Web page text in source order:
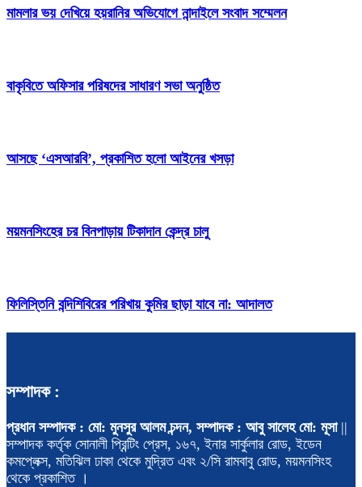
মামলার ভয় দেখিয়ে হয়রানির অভিযোগে নান্দাইলে সংবাদ সম্মেলন
বাকৃবিতে অফিসার পরিষদের সাধারণ সভা অনুষ্ঠিত
আসছে ‘এসআরবি’, প্রকাশিত হলো আইনের খসড়া
ময়মনসিংহের চর বিনপাড়ায় টিকাদান কেন্দ্র চালু
ফিলিস্তিনি বন্দিশিবিরের পরিখায় কুমির ছাড়া যাবে না: আদালত
সম্পাদক :
প্রধান সম্পাদক : মো: মুনসুর আলম চন্দন, সম্পাদক : আবু সালেহ মো: মূসা||
সম্পাদক কর্তৃক সোনালী প্রিন্টিং প্রেস, ১৬৭, ইনার সার্কুলার রোড, ইডেন
কমপ্লেক্স, মতিঝিল ঢাকা থেকে মুদ্রিত এবং ২/সি রামবাবু রোড, ময়মনসিংহ
থেকে প্রকাশিত ।